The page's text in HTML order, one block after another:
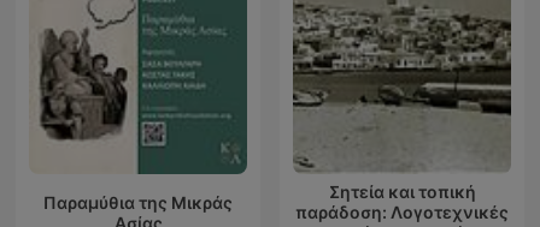
Παραμύθια της Μικράς
Ασίας
Σητεία και τοπική
παράδοση: Λογοτεχνικές